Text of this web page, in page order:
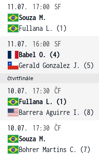
11.07. 17:00
SF
Souza M.
Fullana L. (1)
11.07.
16:00
SF
Babel O. (4)
Gerald Gonzalez J. (5)
čtvrtfinále
10.07. 17:30 ČF
Fullana L. (1)
Barrera Aguirre I. (8)
10.07.
17:30 ČF
Souza M.
Bohrer Martins C. (7)